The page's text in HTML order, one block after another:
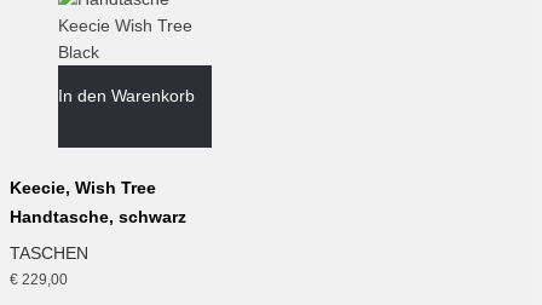
In den Warenkorb
Keecie, Wish Tree
Handtasche, schwarz
TASCHEN
€ 229,00